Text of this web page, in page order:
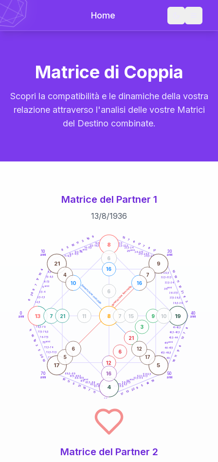
Home
Matrice di Coppia
Scopri la compatibilità e le dinamiche della vostra
relazione attraverso l'analisi delle vostre Matrici
del Destino combinate.
Matrice del Partner 1
13/8/1936
generazione maschile generazione femminile
0
anni
10
anni
30
anni
40
anni
50
anni
60
70
anni
1-2,5
2,5-3,5
3,5-4
6-7,5
7,5-8,5
8,5-9
11-12,5
12,5-13,5
13,5-14
16-17,5
17,5-18,5
18,5-19
21-22,5
22,5-23,5
23,5-24
26-27,5
27,5-28,5
28,5-29
31-32,5
32,5-33,5
33,5-34
36-37,5
37,5-38,5
38,5-39
41-42,5
42,5-43,5
43,5-44
46-47,5
47,5-48,5
48,5-49
51-52,5
52,5-53,5
53,5-54
56-57,5
57,5-58,5
58,5-59
61-62,5
62,5-63,5
63,5-64
66-67,5
67,5-68,5
68,5-69
71-72,5
72,5-73,5
73,5-74
76-77,5
77,5-78,5
78,5-79
6
20
9
7
17
10
4
8
5
16 11
3
19 9 15
7
6
17
7
8
17
10
19
11
10
21
11
3
8
7
13
6
17
11
16
19
14
5
9
22
13
17
11
7
10
21
5
11
10
10
20
5
3
19
16
11
13
8
19
4
8
21 9
17 5
12
6
21
3
9
7
6
10
16
21
16
7 15
11
6
4
10
7
16
5
6
17
12
5anni
15 anni 25anni
35anni
45anni
55anni
65anni
75anni
Matrice del Partner 2